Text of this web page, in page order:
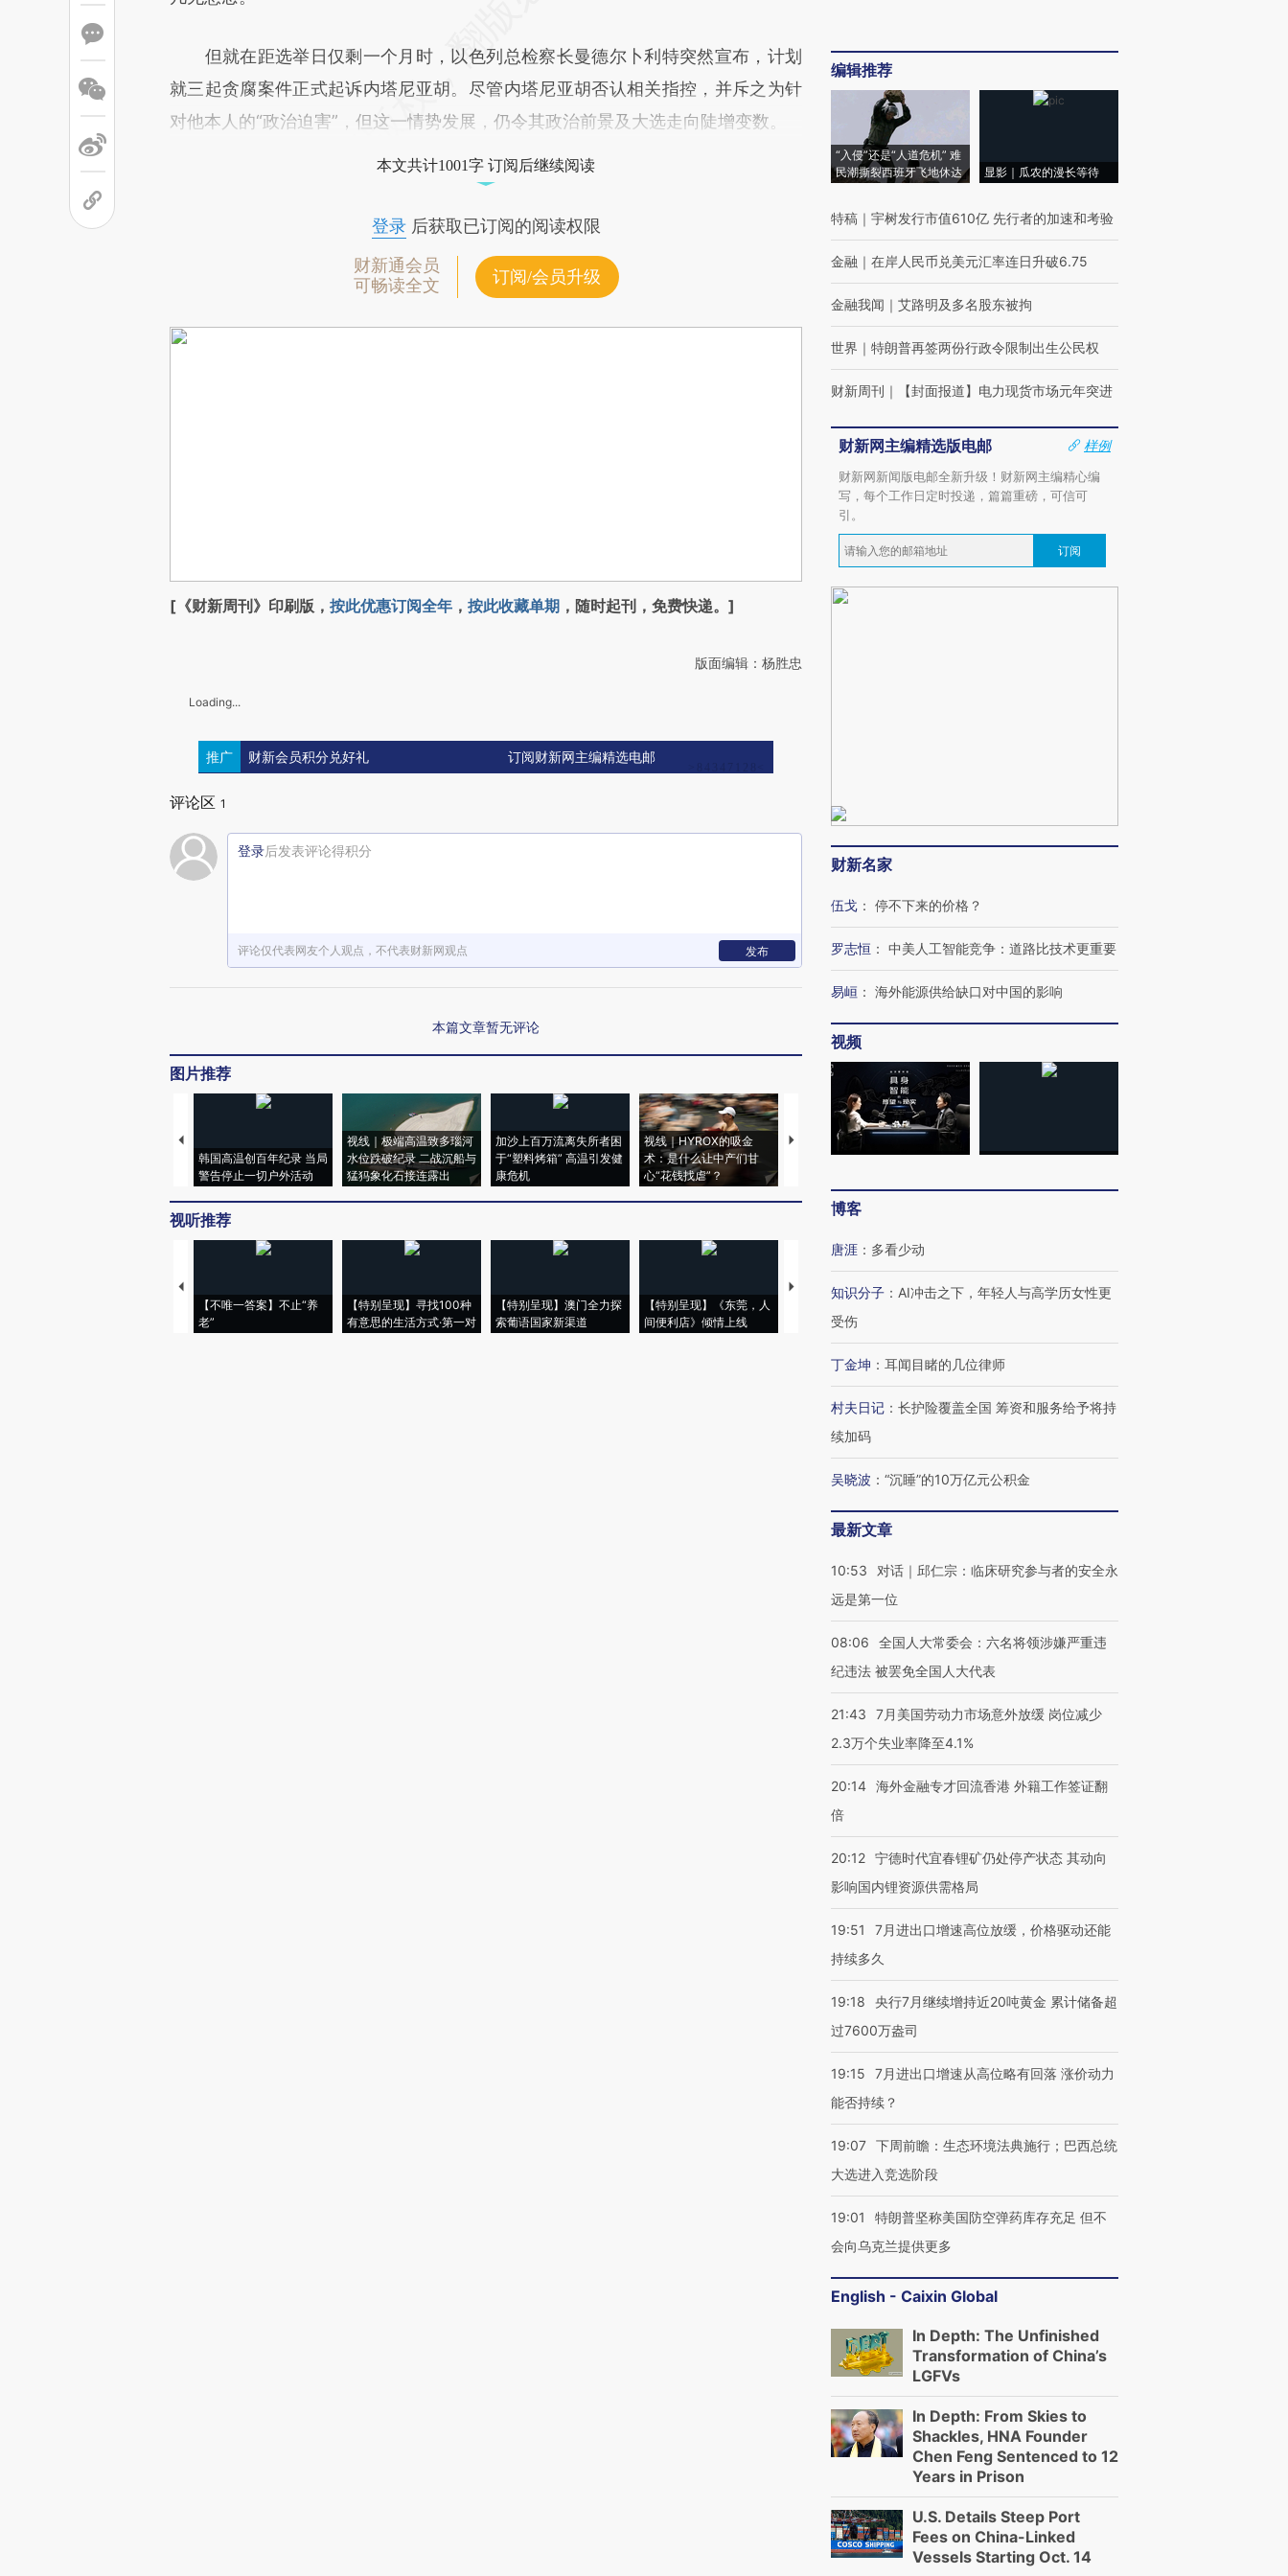
但就在距选举日仅剩一个月时，以色列总检察长曼德尔卜利特突然宣布，计划
就三起贪腐案件正式起诉内塔尼亚胡。尽管内塔尼亚胡否认相关指控，并斥之为针
对他本人的“政治迫害”，但这一情势发展，仍令其政治前景及大选走向陡增变数。
本文共计1001字 订阅后继续阅读
登录后获取已订阅的阅读权限
财新通会员
可畅读全文
订阅/会员升级
[《财新周刊》印刷版， 按此优惠订阅全年 ， 按此收藏单期 ，随时起刊，免费快递。]
版面编辑：杨胜忠
Loading...
推广 财新会员积分兑好礼 订阅财新网主编精选电邮
评论区 1
登录后发表评论得积分
评论仅代表网友个人观点，不代表财新网观点 发布
本篇文章暂无评论
图片推荐
韩国高温创百年纪录 当局
警告停止一切户外活动
视线｜极端高温致多瑙河
水位跌破纪录 二战沉船与
猛犸象化石接连露出
加沙上百万流离失所者困
于“塑料烤箱” 高温引发健
康危机
视线｜HYROX的吸金
术：是什么让中产们甘
心“花钱找虐”？
马航飞行员跨国走私7万
粒摇头丸 尿检体内含3种
视线｜被称为“蟑螂”的印
度Z世代 用街头抗争将教
机”？难民潮撕裂西班牙
视听推荐
【不唯一答案】不止“养
老”
【特别呈现】寻找100种
有意思的生活方式·第一对
【特别呈现】澳门全力探
索葡语国家新渠道
【特别呈现】《东莞，人
间便利店》倾情上线
【推广】走进第四届链博
【商旅对话】华住集团
编辑推荐
“入侵”还是“人道危机” 难
民潮撕裂西班牙飞地休达
显影｜瓜农的漫长等待
特稿 ｜ 宇树发行市值610亿 先行者的加速和考验
金融 ｜ 在岸人民币兑美元汇率连日升破6.75
金融我闻 ｜ 艾路明及多名股东被拘
世界 ｜ 特朗普再签两份行政令限制出生公民权
财新周刊 ｜ 【封面报道】电力现货市场元年突进
财新网主编精选版电邮
样例
财新网新闻版电邮全新升级！财新网主编精心编
写，每个工作日定时投递，篇篇重磅，可信可
引。
订阅
财新名家
伍戈 ： 停不下来的价格？
罗志恒 ： 中美人工智能竞争：道路比技术更重要
易峘 ： 海外能源供给缺口对中国的影响
视频
博客
唐涯 ： 多看少动
知识分子 ： AI冲击之下，年轻人与高学历女性更
受伤
丁金坤 ： 耳闻目睹的几位律师
村夫日记 ： 长护险覆盖全国 筹资和服务给予将持
续加码
吴晓波 ： “沉睡”的10万亿元公积金
最新文章
10:53
对话｜邱仁宗：临床研究参与者的安全永
远是第一位
08:06
全国人大常委会：六名将领涉嫌严重违
纪违法 被罢免全国人大代表
21:43
7月美国劳动力市场意外放缓 岗位减少
2.3万个失业率降至4.1%
20:14 海外金融专才回流香港 外籍工作签证翻
倍
20:12 宁德时代宜春锂矿仍处停产状态 其动向
影响国内锂资源供需格局
19:51
7月进出口增速高位放缓，价格驱动还能
持续多久
19:18
央行7月继续增持近20吨黄金 累计储备超
过7600万盎司
19:15
7月进出口增速从高位略有回落 涨价动力
能否持续？
19:07 下周前瞻：生态环境法典施行；巴西总统
大选进入竞选阶段
19:01
特朗普坚称美国防空弹药库存充足 但不
会向乌克兰提供更多
English - Caixin Global
In Depth: The Unfinished
Transformation of China’s
LGFVs
In Depth: From Skies to
Shackles, HNA Founder
Chen Feng Sentenced to 12
Years in Prison
U.S. Details Steep Port
Fees on China-Linked
Vessels Starting Oct. 14